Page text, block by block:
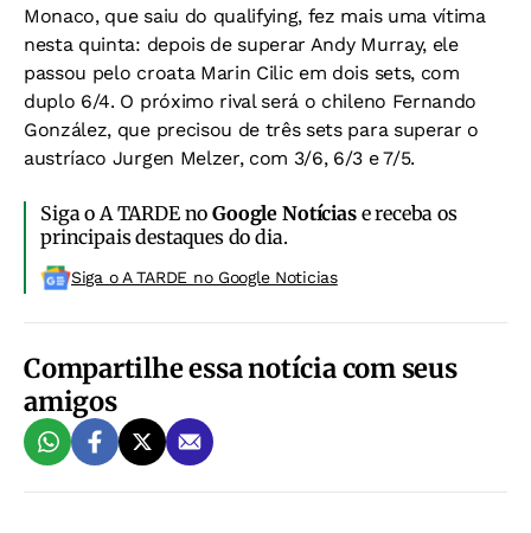
Monaco, que saiu do qualifying, fez mais uma vítima
nesta quinta: depois de superar Andy Murray, ele
passou pelo croata Marin Cilic em dois sets, com
duplo 6/4. O próximo rival será o chileno Fernando
González, que precisou de três sets para superar o
austríaco Jurgen Melzer, com 3/6, 6/3 e 7/5.
Siga o A TARDE noGoogle Notíciase receba os
principais destaques do dia.
Siga o A TARDE no Google Noticias
Compartilhe essa notícia com seus
amigos